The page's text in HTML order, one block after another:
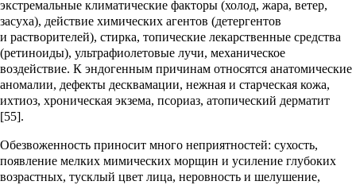
экстремальные климатические факторы (холод, жара, ветер,
засуха), действие химических агентов (детергентов
и растворителей), стирка, топические лекарственные средства
(ретиноиды), ультрафиолетовые лучи, механическое
воздействие. К эндогенным причинам относятся анатомические
аномалии, дефекты десквамации, нежная и старческая кожа,
ихтиоз, хроническая экзема, псориаз, атопический дерматит
[55].
Обезвоженность приносит много неприятностей: сухость,
появление мелких мимических морщин и усиление глубоких
возрастных, тусклый цвет лица, неровность и шелушение,